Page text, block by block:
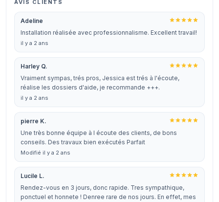
AVIS CLIENTS
Adeline
Installation réalisée avec professionnalisme. Excellent travail!
il y a 2 ans
Harley Q.
Vraiment sympas, trés pros, Jessica est trés à l'écoute,
réalise les dossiers d'aide, je recommande +++.
il y a 2 ans
pierre K.
Une très bonne équipe à l écoute des clients, de bons
conseils. Des travaux bien exécutés Parfait
Modifié il y a 2 ans
Lucile L.
Rendez-vous en 3 jours, donc rapide. Tres sympathique,
ponctuel et honnete ! Denree rare de nos jours. En effet, mes